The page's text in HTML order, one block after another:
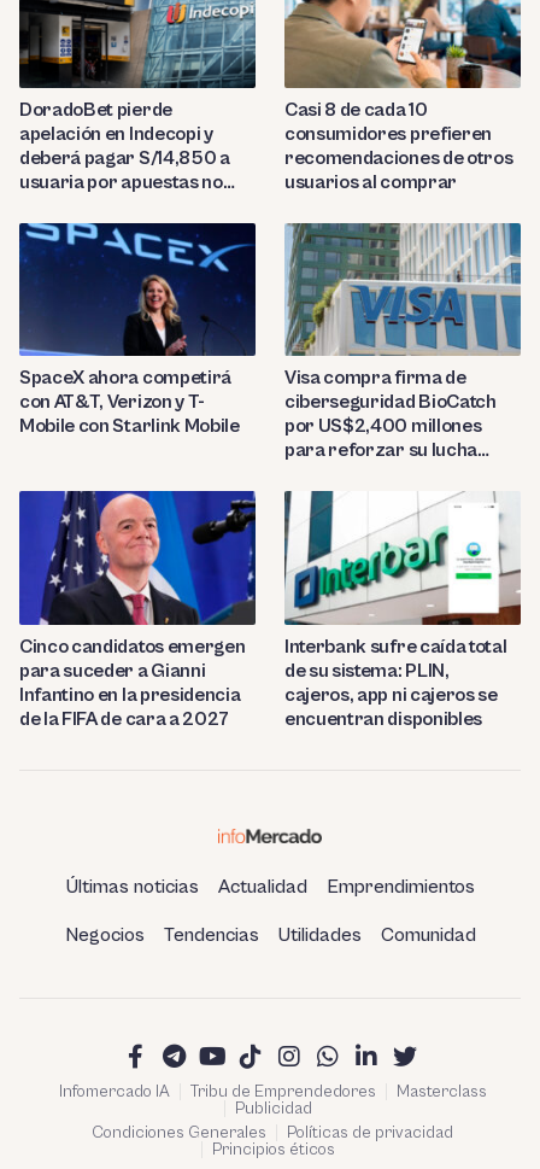
DoradoBet pierde
apelación en Indecopi y
deberá pagar S/14,850 a
usuaria por apuestas no
Casi 8 de cada 10
consumidores prefieren
recomendaciones de otros
usuarios al comprar
SpaceX ahora competirá
con AT&T, Verizon y T-
Mobile con Starlink Mobile
Visa compra firma de
ciberseguridad BioCatch
por US$2,400 millones
para reforzar su lucha
Cinco candidatos emergen
para suceder a Gianni
Infantino en la presidencia
de la FIFA de cara a 2027
Interbank sufre caída total
de su sistema: PLIN,
cajeros, app ni cajeros se
encuentran disponibles
Últimas noticias Actualidad Emprendimientos
Negocios Tendencias Utilidades Comunidad
Infomercado IA Tribu de Emprendedores
Masterclass
Publicidad
Condiciones Generales
Políticas de privacidad
Principios éticos